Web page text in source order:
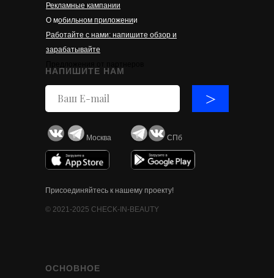
Рекламные кампании
О мобильном приложении
Работайте с нами: напишите обзор и
зарабатывайте
© 2021-2025 CHECK-IN-BEAUTY
>
Присоединяйтесь к нашему проекту!
НАПИШИТЕ НАМ
Москва СПб
ОСНОВНОЕ